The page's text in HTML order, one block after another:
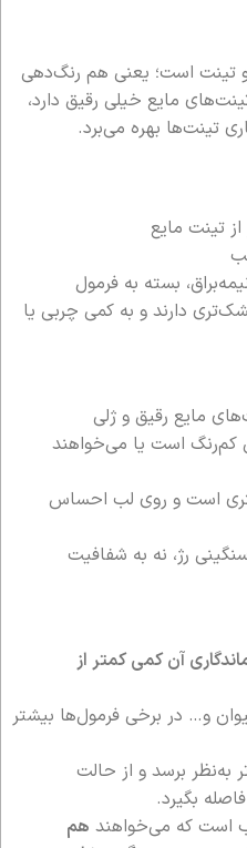
تینت است؛ یعنی هم رنگ‌دهی
مایع خیلی رقیق دارد،
تینت‌ها بهره می‌برد.
تینت مایع
بسته به فرمول
دارند و به کمی چربی یا
مایع رقیق و ژلی
کم‌رنگ است یا می‌خواهند
است و روی لب احساس
رژ، نه به شفافیت
آن کمی کمتر از
و… در برخی فرمول‌ها بیشتر
برسد و از حالت
بگیرد.
است که می‌خواهند هم